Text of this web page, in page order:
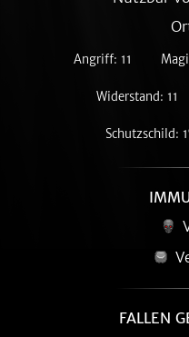
Angriff: 11
Widerstand: 11
Schutzschild:
FALLEN